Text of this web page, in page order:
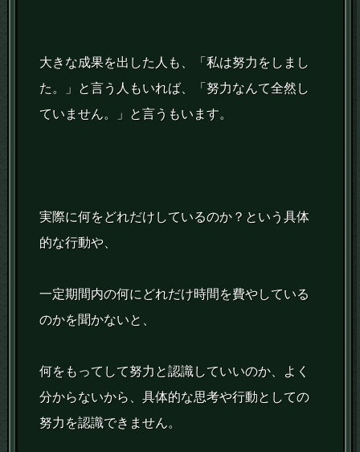
大きな成果を出した人も、「私は努力をしまし
た。」と言う人もいれば、「努力なんて全然し
ていません。」と言うもいます。
実際に何をどれだけしているのか？という具体
的な行動や、
一定期間内の何にどれだけ時間を費やしている
のかを聞かないと、
何をもってして努力と認識していいのか、よく
分からないから、具体的な思考や行動としての
努力を認識できません。